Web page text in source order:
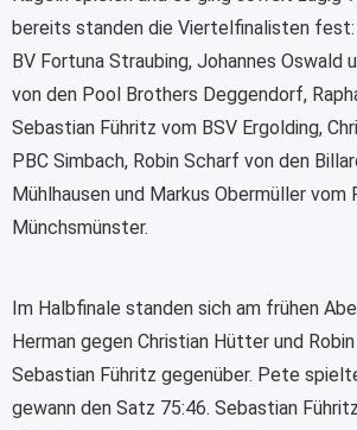
bereits standen die Viertelfinalisten
BV Fortuna Straubing, Johannes Oswald
von den Pool Brothers Deggendorf,
Sebastian Führitz vom BSV Ergolding,
PBC Simbach, Robin Scharf von den
Mühlhausen und Markus Obermüller vom
Münchsmünster.
Im Halbfinale standen sich am frühen
Herman gegen Christian Hütter und
Sebastian Führitz gegenüber. Pete
gewann den Satz 75:46. Sebastian